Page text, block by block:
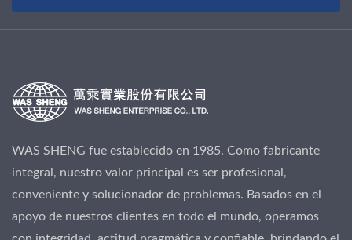
WAS SHENG fue establecido en 1985. Como fabricante
integral, nuestro valor principal es ser profesional,
conveniente y solucionador de problemas. Basados en el
apoyo de nuestros clientes en todo el mundo, operamos